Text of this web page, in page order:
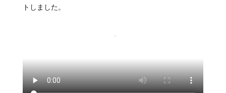
トしました。